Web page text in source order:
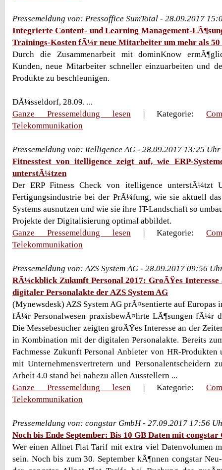
Pressemeldung von: Pressoffice SumTotal - 28.09.2017
Integrierte Content- und Learning Management-
Trainings-Kosten fÃ¼r neue Mitarbeiter um mehr als 50
Durch die Zusammenarbeit mit dominKnow
Kunden, neue Mitarbeiter schneller einzuarbeiten und
Produkte zu beschleunigen.
DÃ¼sseldorf, 28.09. ...
Ganze Pressemeldung lesen| Kategorie:
Telekommunikation
Pressemeldung von: itelligence AG - 28.09.2017 13:25 Uhr
Fitnesstest von itelligence zeigt auf, wie ERP-
unterstÃ¼tzen
Der ERP Fitness Check von itelligence unterstÃ¼tzt
Fertigungsindustrie bei der PrÃ¼fung, wie sie aktuell
Systems ausnutzen und wie sie ihre IT-Landschaft so
Projekte der Digitalisierung optimal abbildet.
Ganze Pressemeldung lesen| Kategorie:
Telekommunikation
Pressemeldung von: AZS System AG - 28.09.2017 09:56
RÃ¼ckblick Zukunft Personal 2017: GroÃŸes Interesse
digitaler Personalakte der AZS System AG
(Mynewsdesk) AZS System AG prÃ¤sentierte auf Europas
fÃ¼r Personalwesen praxisbewÃ¤hrte LÃ¶sungen fÃ¼r
Die Messebesucher zeigten groÃŸes Interesse an der
in Kombination mit der digitalen Personalakte. Bereits
Fachmesse Zukunft Personal Anbieter von HR-Produkten
mit Unternehmensvertretern und Personalentscheidern
Arbeit 4.0 stand bei nahezu allen Ausstellern ...
Ganze Pressemeldung lesen| Kategorie:
Telekommunikation
Pressemeldung von: congstar GmbH - 27.09.2017 17:56
Noch bis Ende September: Bis 10 GB Daten mit
Wer einen Allnet Flat Tarif mit extra viel Datenvolumen
sein. Noch bis zum 30. September kÃ¶nnen congstar